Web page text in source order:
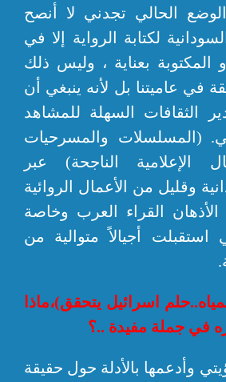
الوضع الحالي تجدني لا أنصح
لكتابة الرواية إلا في
المكتوبة بعناية ، وليس ذلك
في عاميتنا بل لأنه ينبغي أن
الثقافات السهلة للمشاهد
(المسلسلات والمسرحيات
الإعلامية الناجحة) عبر
وقليل من الأعمال الروائية
القراء العرب وخاصة
استقبلت أجيالاً متوالية من
اسرائيل يتحقق)،ماذا
في جملة مفيدة ..؟
وأدعمها بالأدلة حول حقيقة